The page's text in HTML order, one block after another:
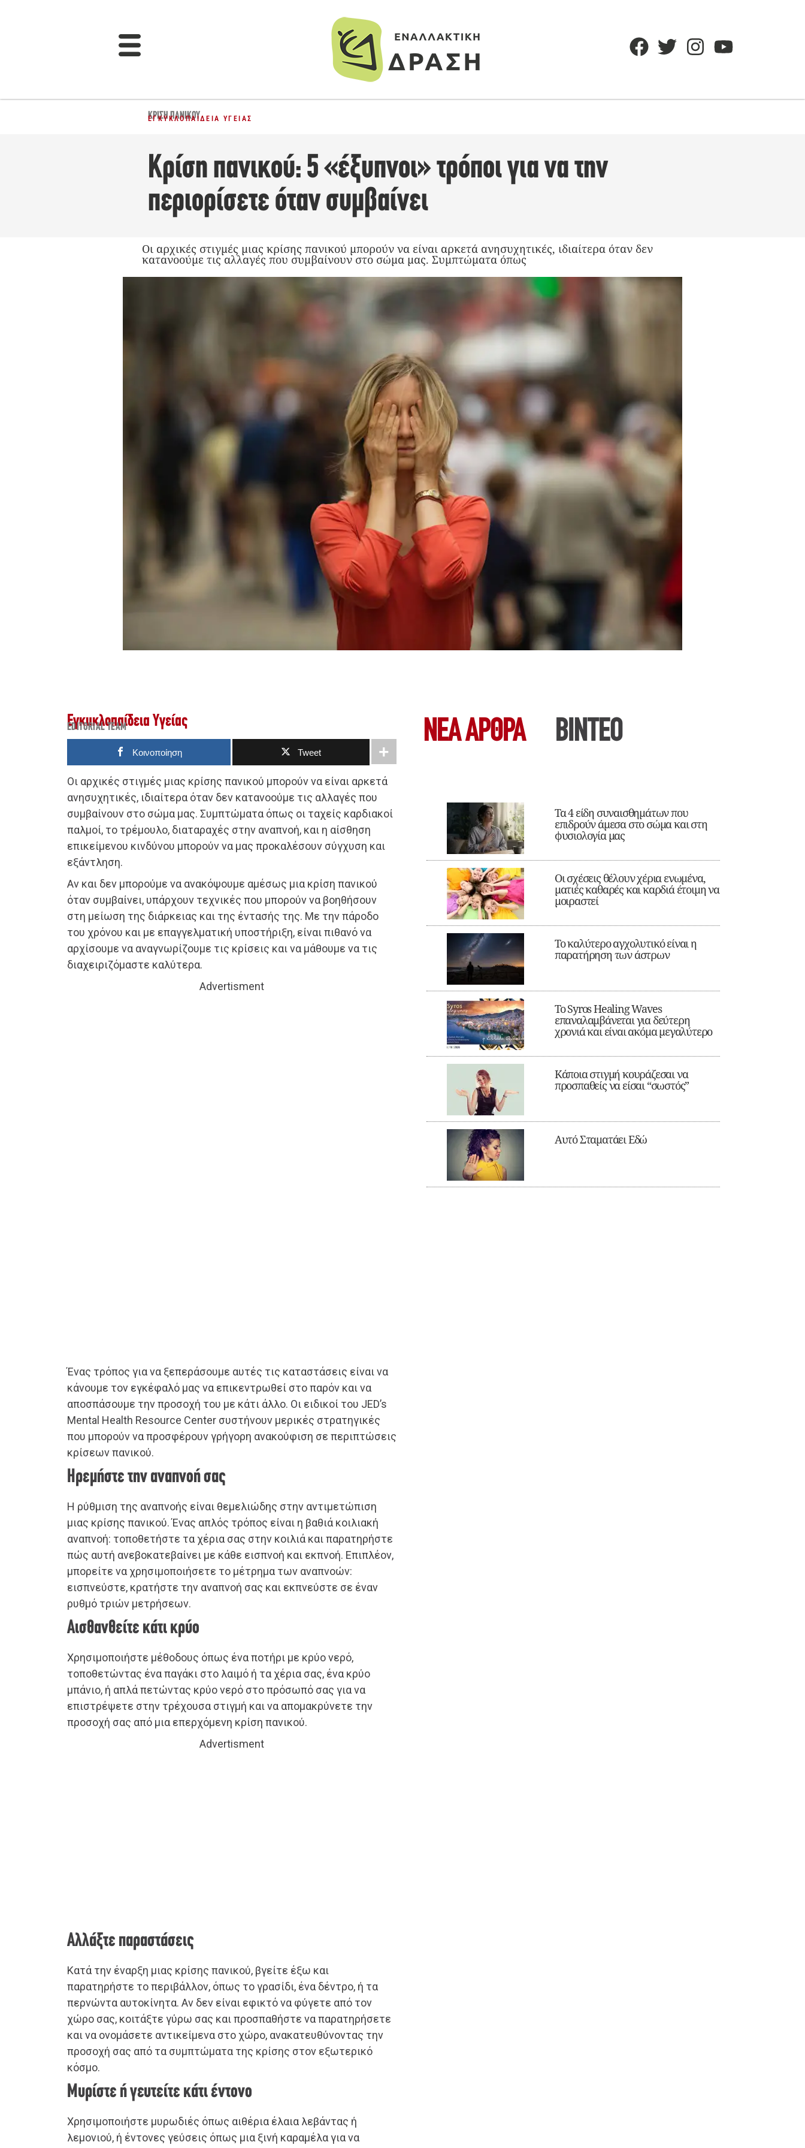
ΚΡΊΣΗ ΠΑΝΙΚΟΎ
ΕΓΚΥΚΛΟΠΑΊΔΕΙΑ ΥΓΕΊΑΣ
Κρίση πανικού: 5 «έξυπνοι» τρόποι για να την
περιορίσετε όταν συμβαίνει
Οι αρχικές στιγμές μιας κρίσης πανικού μπορούν να είναι αρκετά ανησυχητικές, ιδιαίτερα όταν δεν
κατανοούμε τις αλλαγές που συμβαίνουν στο σώμα μας. Συμπτώματα όπως
Εγκυκλοπαίδεια Υγείας
EDITORIAL TEAM
Κοινοποίηση Tweet
Οι αρχικές στιγμές μιας κρίσης πανικού μπορούν να είναι αρκετά
ανησυχητικές, ιδιαίτερα όταν δεν κατανοούμε τις αλλαγές που
συμβαίνουν στο σώμα μας. Συμπτώματα όπως οι ταχείς καρδιακοί
παλμοί, το τρέμουλο, διαταραχές στην αναπνοή, και η αίσθηση
επικείμενου κινδύνου μπορούν να μας προκαλέσουν σύγχυση και
εξάντληση.
Αν και δεν μπορούμε να ανακόψουμε αμέσως μια κρίση πανικού
όταν συμβαίνει, υπάρχουν τεχνικές που μπορούν να βοηθήσουν
στη μείωση της διάρκειας και της έντασής της. Με την πάροδο
του χρόνου και με επαγγελματική υποστήριξη, είναι πιθανό να
αρχίσουμε να αναγνωρίζουμε τις κρίσεις και να μάθουμε να τις
διαχειριζόμαστε καλύτερα.
Advertisment
Ένας τρόπος για να ξεπεράσουμε αυτές τις καταστάσεις είναι να
κάνουμε τον εγκέφαλό μας να επικεντρωθεί στο παρόν και να
αποσπάσουμε την προσοχή του με κάτι άλλο. Οι ειδικοί του JED’s
Mental Health Resource Center συστήνουν μερικές στρατηγικές
που μπορούν να προσφέρουν γρήγορη ανακούφιση σε περιπτώσεις
κρίσεων πανικού.
Ηρεμήστε την αναπνοή σας
Η ρύθμιση της αναπνοής είναι θεμελιώδης στην αντιμετώπιση
μιας κρίσης πανικού. Ένας απλός τρόπος είναι η βαθιά κοιλιακή
αναπνοή: τοποθετήστε τα χέρια σας στην κοιλιά και παρατηρήστε
πώς αυτή ανεβοκατεβαίνει με κάθε εισπνοή και εκπνοή. Επιπλέον,
μπορείτε να χρησιμοποιήσετε το μέτρημα των αναπνοών:
εισπνεύστε, κρατήστε την αναπνοή σας και εκπνεύστε σε έναν
ρυθμό τριών μετρήσεων.
Αισθανθείτε κάτι κρύο
Χρησιμοποιήστε μέθοδους όπως ένα ποτήρι με κρύο νερό,
τοποθετώντας ένα παγάκι στο λαιμό ή τα χέρια σας, ένα κρύο
μπάνιο, ή απλά πετώντας κρύο νερό στο πρόσωπό σας για να
επιστρέψετε στην τρέχουσα στιγμή και να απομακρύνετε την
προσοχή σας από μια επερχόμενη κρίση πανικού.
Advertisment
Αλλάξτε παραστάσεις
Κατά την έναρξη μιας κρίσης πανικού, βγείτε έξω και
παρατηρήστε το περιβάλλον, όπως το γρασίδι, ένα δέντρο, ή τα
περνώντα αυτοκίνητα. Αν δεν είναι εφικτό να φύγετε από τον
χώρο σας, κοιτάξτε γύρω σας και προσπαθήστε να παρατηρήσετε
και να ονομάσετε αντικείμενα στο χώρο, ανακατευθύνοντας την
προσοχή σας από τα συμπτώματα της κρίσης στον εξωτερικό
κόσμο.
Μυρίστε ή γευτείτε κάτι έντονο
Χρησιμοποιήστε μυρωδιές όπως αιθέρια έλαια λεβάντας ή
λεμονιού, ή έντονες γεύσεις όπως μια ξινή καραμέλα για να
ΝΕΑ ΆΡΘΡΑ ΒΙΝΤΕΟ
Τα 4 είδη συναισθημάτων που
επιδρούν άμεσα στο σώμα και στη
φυσιολογία μας
Οι σχέσεις θέλουν χέρια ενωμένα,
ματιές καθαρές και καρδιά έτοιμη να
μοιραστεί
Το καλύτερο αγχολυτικό είναι η
παρατήρηση των άστρων
Το Syros Healing Waves
επαναλαμβάνεται για δεύτερη
χρονιά και είναι ακόμα μεγαλύτερο
Κάποια στιγμή κουράζεσαι να
προσπαθείς να είσαι “σωστός”
Αυτό Σταματάει Εδώ